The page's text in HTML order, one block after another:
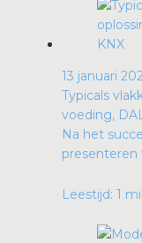
13 januari
Typicals
voeding,
Na het
presenteren
Leestijd: 1